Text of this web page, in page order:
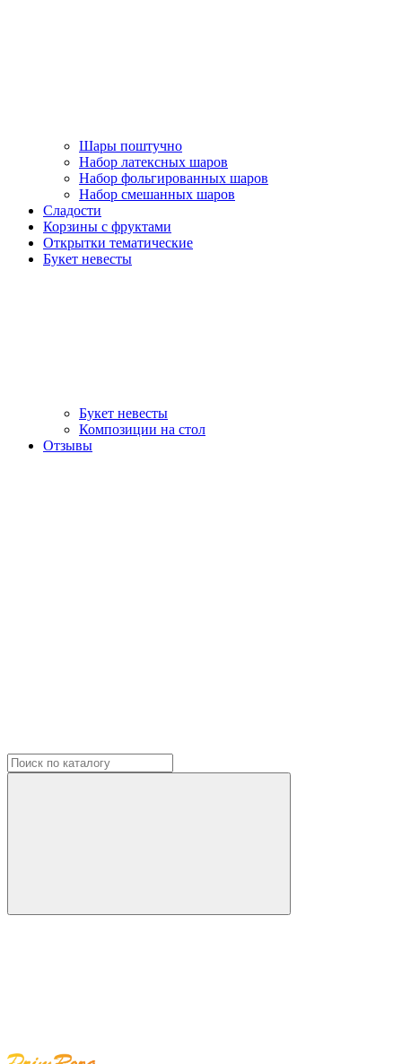
Шары поштучно
Набор латексных шаров
Набор фольгированных шаров
Набор смешанных шаров
Сладости
Корзины с фруктами
Открытки тематические
Букет невесты
Букет невесты
Композиции на стол
Отзывы